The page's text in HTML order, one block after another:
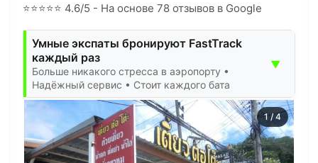
⭐⭐⭐⭐⭐ 4.6/5 - На основе 78 отзывов в Google
Умные экспаты бронируют FastTrack
каждый раз
Больше никакого стресса в аэропорту •
Надёжный сервис • Стоит каждого бата
▼
1/ 4